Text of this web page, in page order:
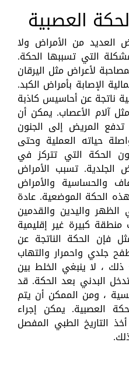
العصبية
العديد من الأمراض ولا
التي تسببها الحكة.
لأعراض مثل اليرقان
الإصابة بأمراض الكبد.
ناتجة عن أحاسيس كاذبة
آلام الأعصاب. يمكن أن
تدفع المريض إلى الجنون
حياته العملية وحتى
الحكة التي تتركز في
الجلدية. تسبب الأمراض
والحساسية والأمراض
الحكة الموضعية. عادة
واليدين والقدمين
كبيرة غير إقليمية
فإن الحكة الناتجة عن
جلدي واحمرار والتهاب
، لا ينبغي الخلط بين
البدني بعد الحكة. قد
، ومن الممكن أن يتم
العصبية. يمكن إجراء
التاريخ الطبي المفصل